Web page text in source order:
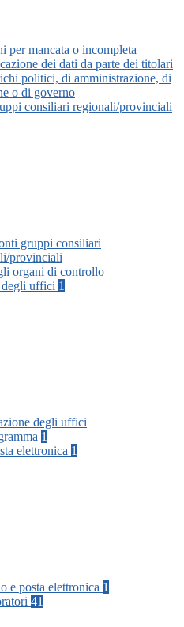
per mancata o incompleta
dei dati da parte dei titolari
politici, di amministrazione, di
o di governo
consiliari regionali/provinciali
gruppi consiliari
provinciali
organi di controllo
uffici 1
degli uffici
1
elettronica 1
e posta elettronica 1
41